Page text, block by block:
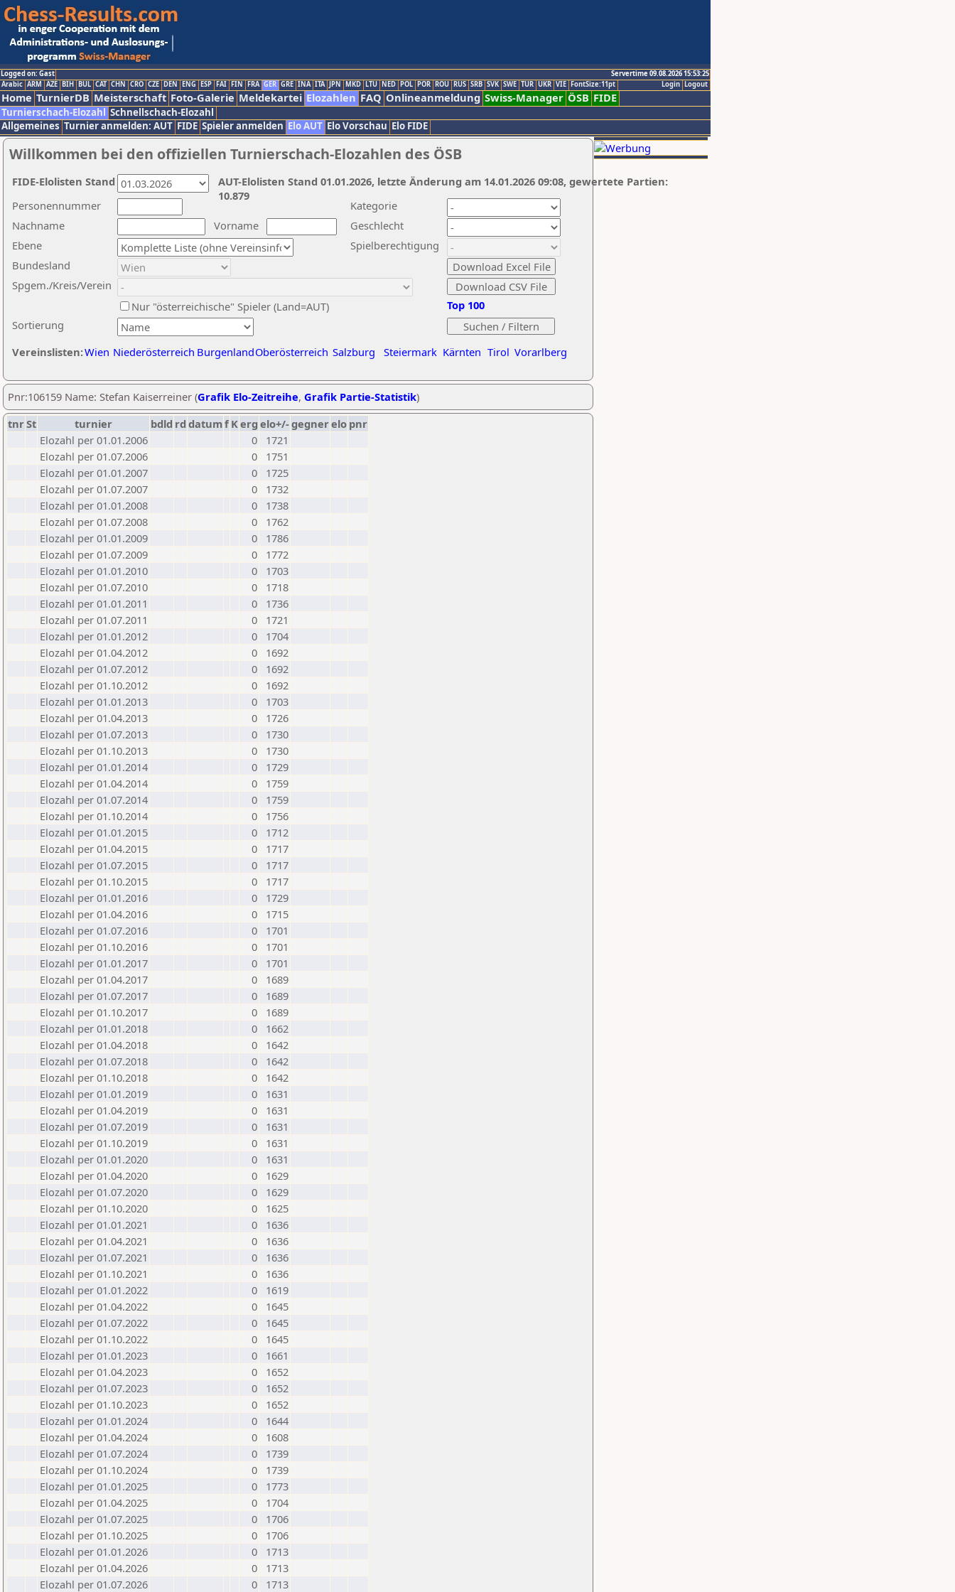
Logged on: Gast
Servertime 09.08.2026 15:53:25
Logout
Login
Arabic ARM AZE BIH BUL CAT CHN CRO CZE DEN ENG ESP FAI FIN FRA GER GRE INA ITA JPN MKD LTU NED POL POR ROU RUS SRB SVK SWE TUR UKR VIE FontSize:11pt
Home TurnierDB Meisterschaft Foto-Galerie Meldekartei Elozahlen FAQ Onlineanmeldung Swiss-Manager ÖSB FIDE
Turnierschach-Elozahl Schnellschach-Elozahl
Allgemeines Turnier anmelden: AUT FIDE Spieler anmelden Elo AUT Elo Vorschau Elo FIDE
Willkommen bei den offiziellen Turnierschach-Elozahlen des ÖSB
Nachname
Vorname
Ebene
Kategorie
Sortierung
Personennummer
Bundesland
Spgem./Kreis/Verein
Geschlecht
Nur "österreichische" Spieler (Land=AUT)
Spielberechtigung
Vereinslisten:Wien Niederösterreich BurgenlandOberösterreich Salzburg Steiermark Kärnten Tirol Vorarlberg
Top 100
AUT-Elolisten Stand 01.01.2026, letzte Änderung am 14.01.2026 09:08, gewertete Partien:
10.879
FIDE-Elolisten Stand
Pnr:106159 Name: Stefan Kaiserreiner (Grafik Elo-Zeitreihe, Grafik Partie-Statistik)
tnrSt turnier bdld rd datumf Kerg elo+/-gegnerelo pnr
Elozahl per 01.01.2006
0
1721
Elozahl per 01.07.2006
0
1751
Elozahl per 01.01.2007
0
1725
Elozahl per 01.07.2007
0
1732
Elozahl per 01.01.2008
0
1738
Elozahl per 01.07.2008
0
1762
Elozahl per 01.01.2009
0
1786
Elozahl per 01.07.2009
0
1772
Elozahl per 01.01.2010
0
1703
Elozahl per 01.07.2010
0
1718
Elozahl per 01.01.2011
0
1736
Elozahl per 01.07.2011
0
1721
Elozahl per 01.01.2012
0
1704
Elozahl per 01.04.2012
0
1692
Elozahl per 01.07.2012
0
1692
Elozahl per 01.10.2012
0
1692
Elozahl per 01.01.2013
0
1703
Elozahl per 01.04.2013
0
1726
Elozahl per 01.07.2013
0
1730
Elozahl per 01.10.2013
0
1730
Elozahl per 01.01.2014
0
1729
Elozahl per 01.04.2014
0
1759
Elozahl per 01.07.2014
0
1759
Elozahl per 01.10.2014
0
1756
Elozahl per 01.01.2015
0
1712
Elozahl per 01.04.2015
0
1717
Elozahl per 01.07.2015
0
1717
Elozahl per 01.10.2015
0
1717
Elozahl per 01.01.2016
0
1729
Elozahl per 01.04.2016
0
1715
Elozahl per 01.07.2016
0
1701
Elozahl per 01.10.2016
0
1701
Elozahl per 01.01.2017
0
1701
Elozahl per 01.04.2017
0
1689
Elozahl per 01.07.2017
0
1689
Elozahl per 01.10.2017
0
1689
Elozahl per 01.01.2018
0
1662
Elozahl per 01.04.2018
0
1642
Elozahl per 01.07.2018
0
1642
Elozahl per 01.10.2018
0
1642
Elozahl per 01.01.2019
0
1631
Elozahl per 01.04.2019
0
1631
Elozahl per 01.07.2019
0
1631
Elozahl per 01.10.2019
0
1631
Elozahl per 01.01.2020
0
1631
Elozahl per 01.04.2020
0
1629
Elozahl per 01.07.2020
0
1629
Elozahl per 01.10.2020
0
1625
Elozahl per 01.01.2021
0
1636
Elozahl per 01.04.2021
0
1636
Elozahl per 01.07.2021
0
1636
Elozahl per 01.10.2021
0
1636
Elozahl per 01.01.2022
0
1619
Elozahl per 01.04.2022
0
1645
Elozahl per 01.07.2022
0
1645
Elozahl per 01.10.2022
0
1645
Elozahl per 01.01.2023
0
1661
Elozahl per 01.04.2023
0
1652
Elozahl per 01.07.2023
0
1652
Elozahl per 01.10.2023
0
1652
Elozahl per 01.01.2024
0
1644
Elozahl per 01.04.2024
0
1608
Elozahl per 01.07.2024
0
1739
Elozahl per 01.10.2024
0
1739
Elozahl per 01.01.2025
0
1773
Elozahl per 01.04.2025
0
1704
Elozahl per 01.07.2025
0
1706
Elozahl per 01.10.2025
0
1706
Elozahl per 01.01.2026
0
1713
Elozahl per 01.04.2026
0
1713
Elozahl per 01.07.2026
0 1713